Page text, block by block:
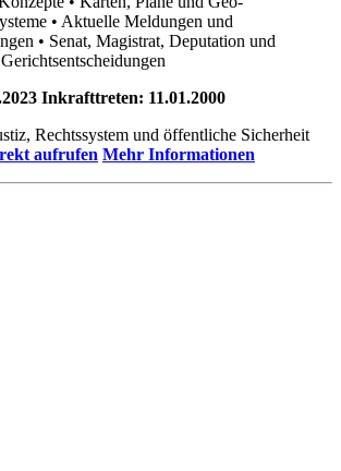
• Aktuelle Meldungen und
• Senat, Magistrat, Deputation und
Gerichtsentscheidungen
Inkrafttreten: 11.01.2000
aufrufen Mehr Informationen